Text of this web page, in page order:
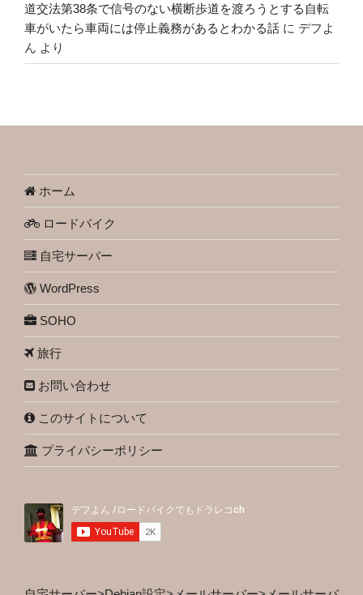
道交法第38条で信号のない横断歩道を渡ろうとする自転
車がいたら車両には停止義務があるとわかる話 に デフよ
ん より
ホーム
ロードバイク
自宅サーバー
WordPress
SOHO
旅行
お問い合わせ
このサイトについて
プライバシーポリシー